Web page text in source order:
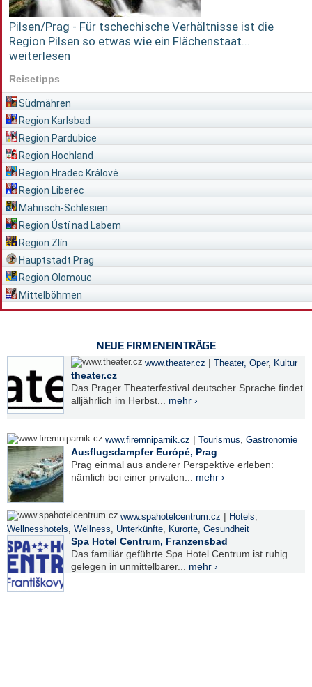
Pilsen/Prag - Für tschechische Verhältnisse ist die
Region Pilsen so etwas wie ein Flächenstaat...
weiterlesen
Reisetipps
Südmähren
Region Karlsbad
Region Pardubice
Region Hochland
Region Hradec Králové
Region Liberec
Mährisch-Schlesien
Region Ústí nad Labem
Region Zlín
Hauptstadt Prag
Region Olomouc
Mittelböhmen
NEUE FIRMENEINTRÄGE
www.theater.cz | Theater, Oper, Kultur
theater.cz
Das Prager Theaterfestival deutscher Sprache findet
alljährlich im Herbst... mehr ›
www.firemniparnik.cz | Tourismus, Gastronomie
Ausflugsdampfer Európé, Prag
Prag einmal aus anderer Perspektive erleben:
nämlich bei einer privaten... mehr ›
www.spahotelcentrum.cz | Hotels,
Wellnesshotels, Wellness, Unterkünfte, Kurorte, Gesundheit
Spa Hotel Centrum, Franzensbad
Das familiär geführte Spa Hotel Centrum ist ruhig
gelegen in unmittelbarer... mehr ›